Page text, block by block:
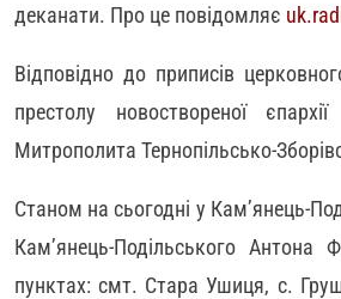
деканати. Про це повідомляє
Відповідно до приписів
престолу новоствореної
Митрополита Тернопільсько-
Станом на сьогодні у Кам’янець-
Кам’янець-Подільського Антона
пунктах: смт. Стара Ушиця, с.